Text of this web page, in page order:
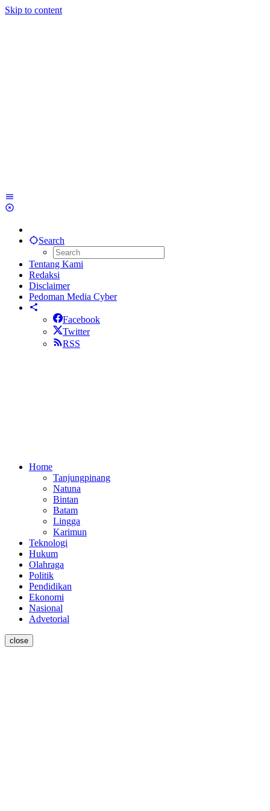
Skip to content
Search
Tentang Kami
Redaksi
Disclaimer
Pedoman Media Cyber
Facebook
Twitter
RSS
Home
Tanjungpinang
Natuna
Bintan
Batam
Lingga
Karimun
Teknologi
Hukum
Olahraga
Politik
Pendidikan
Ekonomi
Nasional
Advetorial
close